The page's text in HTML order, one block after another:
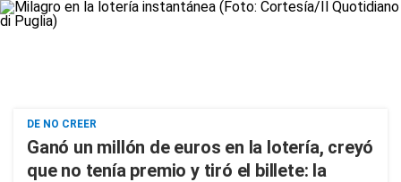
DE NO CREER
Ganó un millón de euros en la lotería, creyó
que no tenía premio y tiró el billete: la